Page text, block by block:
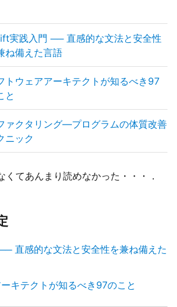
実践入門 ── 直感的な文法と安全性
ね備えた言語
トウェアアーキテクトが知るべき97
と
ァクタリング―プログラムの体質改善
ニック
くてあんまり読めなかった・・・．
直感的な文法と安全性を兼ね備えた
キテクトが知るべき97のこと